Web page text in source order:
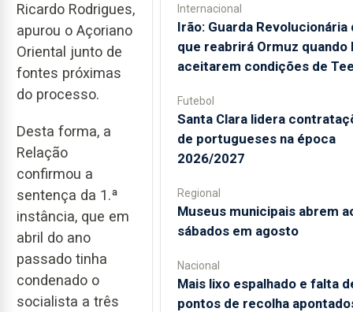
Ricardo Rodrigues,
apurou o Açoriano
Oriental junto de
fontes próximas
do processo.
Desta forma, a
Relação
confirmou a
sentença da 1.ª
instância, que em
abril do ano
passado tinha
condenado o
socialista a três
Internacional
Irão: Guarda Revolucionária
que reabrirá Ormuz quando
aceitarem condições de
Futebol
Santa Clara lidera
de portugueses na época
2026/2027
Regional
Museus municipais abrem
sábados em agosto
Nacional
Mais lixo espalhado e falta
pontos de recolha